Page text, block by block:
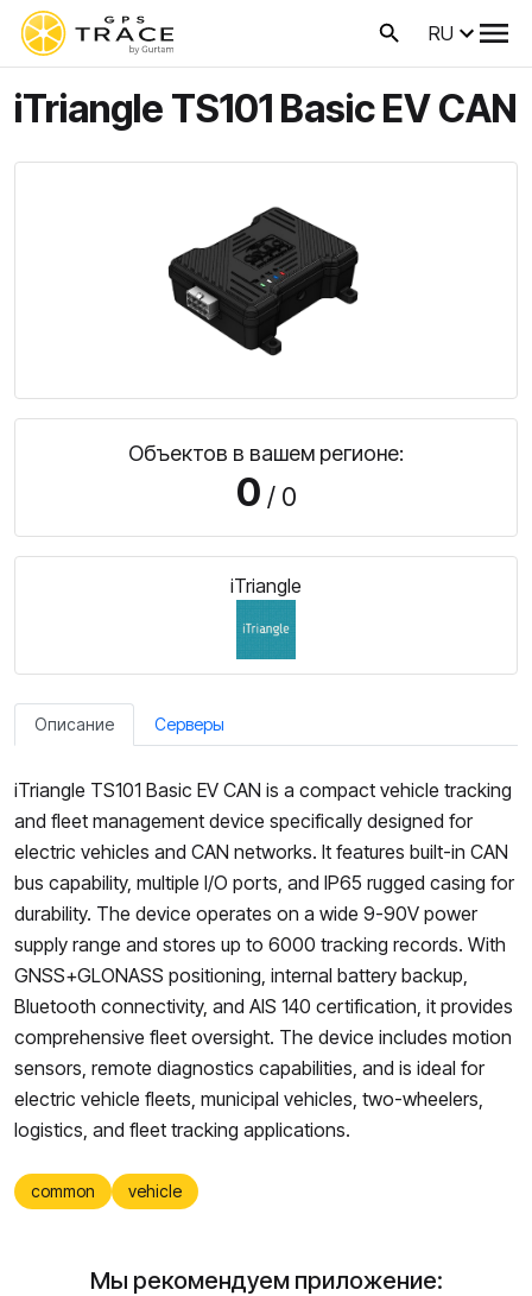
RU
iTriangle TS101 Basic EV CAN
Объектов в вашем регионе:
0 / 0
iTriangle
Описание Серверы
iTriangle TS101 Basic EV CAN is a compact vehicle tracking
and fleet management device specifically designed for
electric vehicles and CAN networks. It features built-in CAN
bus capability, multiple I/O ports, and IP65 rugged casing for
durability. The device operates on a wide 9-90V power
supply range and stores up to 6000 tracking records. With
GNSS+GLONASS positioning, internal battery backup,
Bluetooth connectivity, and AIS 140 certification, it provides
comprehensive fleet oversight. The device includes motion
sensors, remote diagnostics capabilities, and is ideal for
electric vehicle fleets, municipal vehicles, two-wheelers,
logistics, and fleet tracking applications.
common vehicle
Мы рекомендуем приложение: